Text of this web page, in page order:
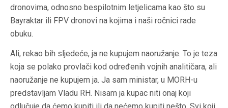
dronovima, odnosno bespilotnim letjelicama kao što su
Bayraktar ili FPV dronovi na kojima i naši ročnici rade
obuku.
Ali, rekao bih sljedeće, ja ne kupujem naoružanje. To je teza
koja se polako provlači kod određenih vojnih analitičara, ali
naoružanje ne kupujem ja. Ja sam ministar, u MORH-u
predstavljam Vladu RH. Nisam ja kupac niti onaj koji